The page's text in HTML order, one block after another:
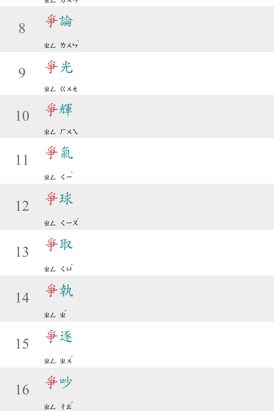
8
爭論
ㄓㄥ ㄌㄨㄣ
ˋ
9 爭 光
ㄓㄥ ㄍㄨㄤ
10 爭輝
ㄓㄥ ㄏㄨㄟ
11
爭氣
ㄓㄥ ㄑㄧ
ˋ
12
爭球
ㄓㄥ ㄑㄧㄡ
ˊ
13
爭取
ㄓㄥ ㄑㄩ
ˇ
14
爭執
ㄓㄥ ㄓ
ˊ
15
爭逐
ㄓㄥ ㄓㄨ
ˊ
16
爭吵
ㄓㄥ ㄔㄠ
ˇ